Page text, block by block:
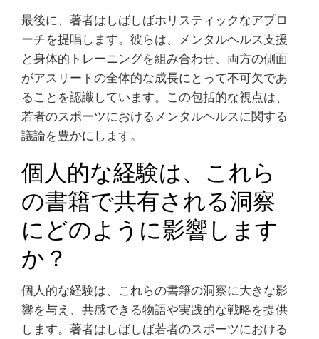
最後に、著者はしばしばホリスティックなアプロ
ーチを提唱します。彼らは、メンタルヘルス支援
と身体的トレーニングを組み合わせ、両方の側面
がアスリートの全体的な成長にとって不可欠であ
ることを認識しています。この包括的な視点は、
若者のスポーツにおけるメンタルヘルスに関する
議論を豊かにします。
個人的な経験は、これら
の書籍で共有される洞察
にどのように影響します
か？
個人的な経験は、これらの書籍の洞察に大きな影
響を与え、共感できる物語や実践的な戦略を提供
します。著者はしばしば若者のスポーツにおける